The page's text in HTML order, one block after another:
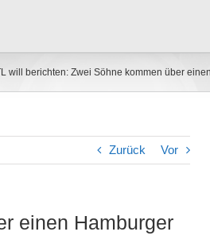
will berichten: Zwei Söhne kommen über
Zurück Vor
einen Hamburger